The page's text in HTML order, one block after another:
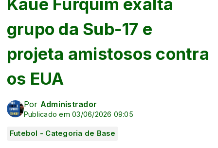
grupo da Sub-17 e
projeta amistosos contra
os EUA
Por Administrador
Publicado em 03/06/2026 09:05
Futebol - Categoria de Base